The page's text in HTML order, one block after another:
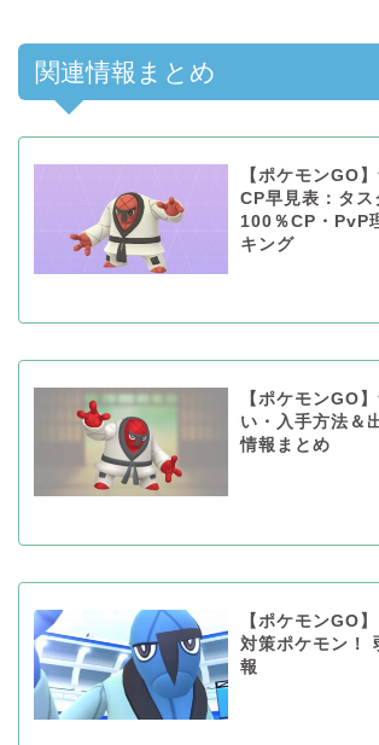
関連情報まとめ
【ポケモンGO
CP早見表：タス
100％CP・PvP
キング
【ポケモンGO
い・入手方法＆
情報まとめ
【ポケモンGO
対策ポケモン！
報